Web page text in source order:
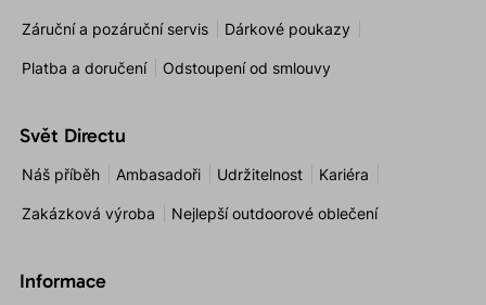
Záruční a pozáruční servis Dárkové poukazy
Platba a doručení Odstoupení od smlouvy
Svět Directu
Náš příběh Ambasadoři Udržitelnost Kariéra
Zakázková výroba Nejlepší outdoorové oblečení
Informace